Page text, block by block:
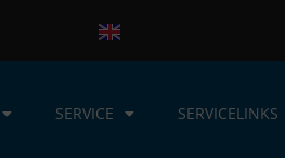
SERVICE SERVICELINKS